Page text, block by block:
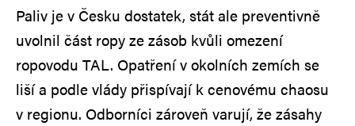
Paliv je v Česku dostatek, stát ale preventivně
uvolnil část ropy ze zásob kvůli omezení
ropovodu TAL. Opatření v okolních zemích se
liší a podle vlády přispívají k cenovému chaosu
v regionu. Odborníci zároveň varují, že zásahy